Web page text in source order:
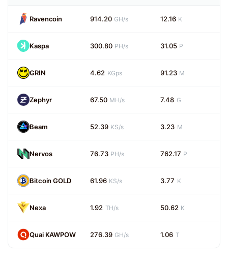
Ravencoin 914.20 GH/s 12.16 K
Kaspa 300.80 PH/s 31.05 P
GRIN 4.62 KGps 91.23 M
Zephyr 67.50 MH/s 7.48 G
Beam 52.39 KS/s 3.23 M
Nervos 76.73 PH/s 762.17 P
Bitcoin GOLD 61.96 KS/s 3.77 K
Nexa 1.92 TH/s 50.62 K
Quai KAWPOW 276.39 GH/s 1.06 T